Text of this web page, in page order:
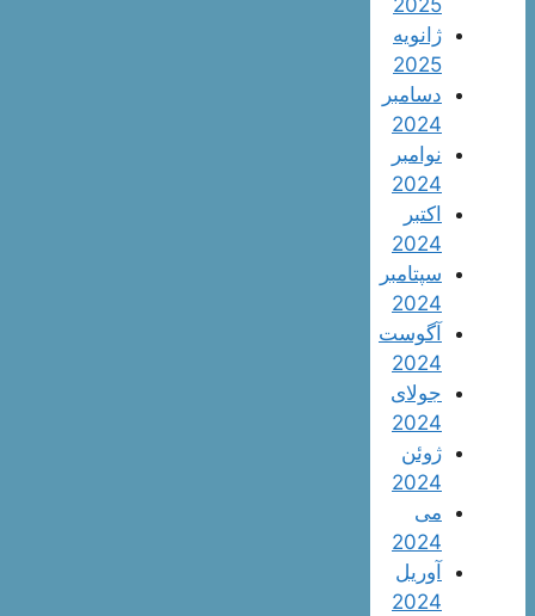
ژانویه
2025
دسامبر
2024
نوامبر
2024
اکتبر
2024
سپتامبر
2024
آگوست
2024
جولای
2024
ژوئن
2024
می
2024
آوریل
2024